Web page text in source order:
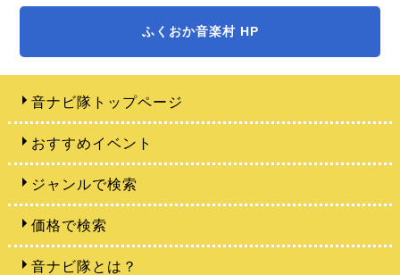
ふくおか音楽村 HP
音ナビ隊トップページ
おすすめイベント
ジャンルで検索
価格で検索
音ナビ隊とは？